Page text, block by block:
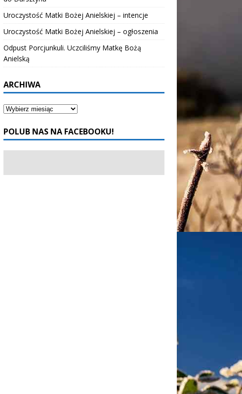
Uroczystość Matki Bożej Anielskiej – intencje
Uroczystość Matki Bożej Anielskiej – ogłoszenia
Odpust Porcjunkuli. Uczciliśmy Matkę Bożą
Anielską
ARCHIWA
POLUB NAS NA FACEBOOKU!